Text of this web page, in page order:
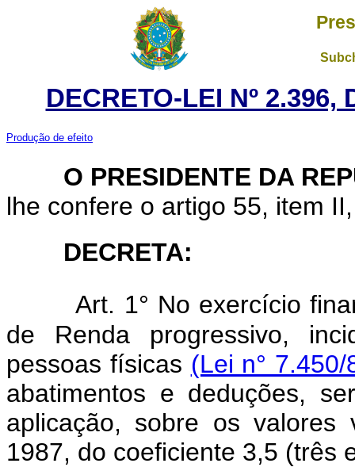
DECRETO-LEI Nº 2.396,
Produção de efeito
O PRESIDENTE DA
lhe confere o artigo 55, item
DECRETA:
Art. 1° No exercício
de Renda progressivo,
pessoas físicas (Lei n°
abatimentos e deduções,
aplicação, sobre os valores
1987, do coeficiente 3,5